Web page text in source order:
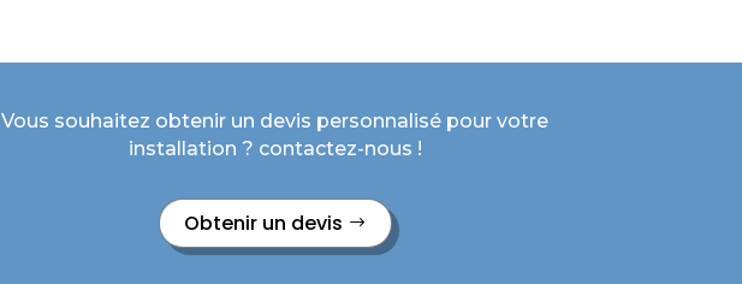
Vous souhaitez obtenir un devis personnalisé pour votre
installation ? contactez-nous !
Obtenir un devis